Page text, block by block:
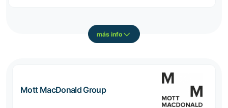
más info
Mott MacDonald Group